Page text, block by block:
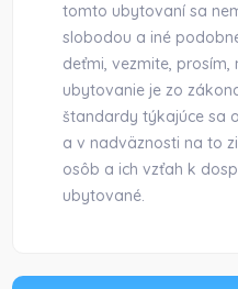
tomto ubytovaní sa
slobodou a iné
deťmi, vezmite, prosím,
ubytovanie je zo
štandardy týkajúce sa
a v nadväznosti na to
osôb a ich vzťah k
ubytované.